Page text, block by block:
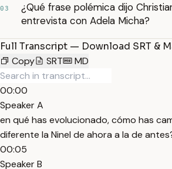
03
¿Qué frase polémica dijo
entrevista con Adela Micha?
Full Transcript — Download SRT &
Copy
SRT MD
00:00
Speaker A
en qué has evolucionado, cómo has
diferente la Ninel de ahora a la de
00:05
Speaker B